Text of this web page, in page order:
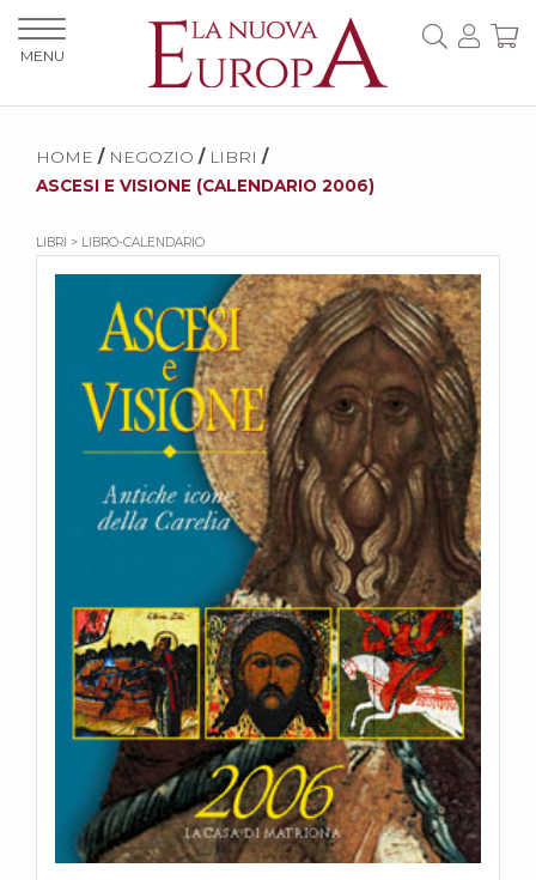
HOME / NEGOZIO / LIBRI /
ASCESI E VISIONE (CALENDARIO 2006)
LIBRI > LIBRO-CALENDARIO
MENU